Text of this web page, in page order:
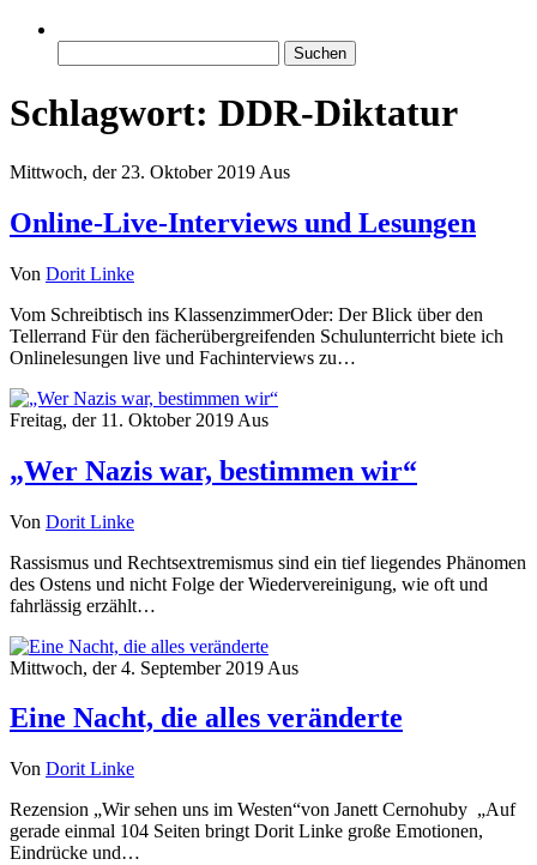
nach:
Schlagwort: DDR-Diktatur
Mittwoch, der 23. Oktober 2019 Aus
Online-Live-Interviews und Lesungen
Von Dorit Linke
Vom Schreibtisch ins KlassenzimmerOder: Der Blick über den
Tellerrand Für den fächerübergreifenden Schulunterricht biete ich
Onlinelesungen live und Fachinterviews zu…
Freitag, der 11. Oktober 2019 Aus
„Wer Nazis war, bestimmen wir“
Von Dorit Linke
Rassismus und Rechtsextremismus sind ein tief liegendes Phänomen
des Ostens und nicht Folge der Wiedervereinigung, wie oft und
fahrlässig erzählt…
Mittwoch, der 4. September 2019 Aus
Eine Nacht, die alles veränderte
Von Dorit Linke
Rezension „Wir sehen uns im Westen“von Janett Cernohuby „Auf
gerade einmal 104 Seiten bringt Dorit Linke große Emotionen,
Eindrücke und…